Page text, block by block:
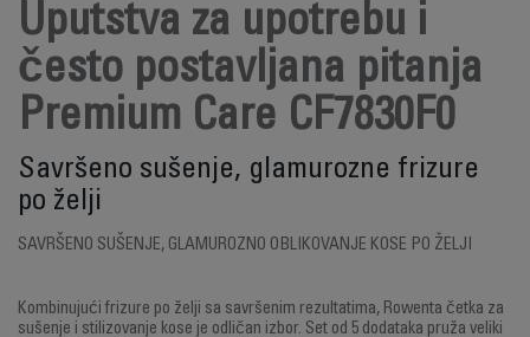
Uputstva za upotrebu i
često postavljana pitanja
Premium Care CF7830F0
Savršeno sušenje, glamurozne frizure
po želji
SAVRŠENO SUŠENJE, GLAMUROZNO OBLIKOVANJE KOSE PO ŽELJI
Kombinujući frizure po želji sa savršenim rezultatima, Rowenta četka za
sušenje i stilizovanje kose je odličan izbor. Set od 5 dodataka pruža veliki